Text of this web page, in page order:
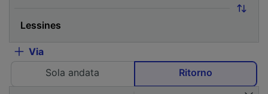
Via
Sola andata
Ritorno